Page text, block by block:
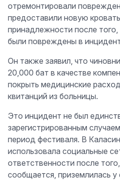
отремонтировали
предоставили новую
принадлежности после
были повреждены в
Он также заявил, что
20,000 бат в качестве
покрыть медицинские
квитанций из больницы.
Это инцидент не был
зарегистрированным
период фестиваля. В
использовала социальные
ответственности после
сообщается, приземлилась